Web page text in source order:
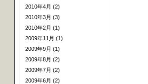
2010年4月 (2)
2010年3月 (3)
2010年2月 (1)
2009年11月 (1)
2009年9月 (1)
2009年8月 (2)
2009年7月 (2)
2009年6月 (2)